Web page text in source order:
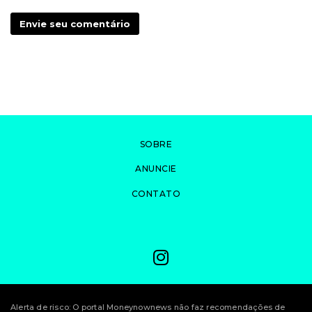
Envie seu comentário
SOBRE
ANUNCIE
CONTATO
Alerta de risco: O portal Moneynownews não faz recomendações de